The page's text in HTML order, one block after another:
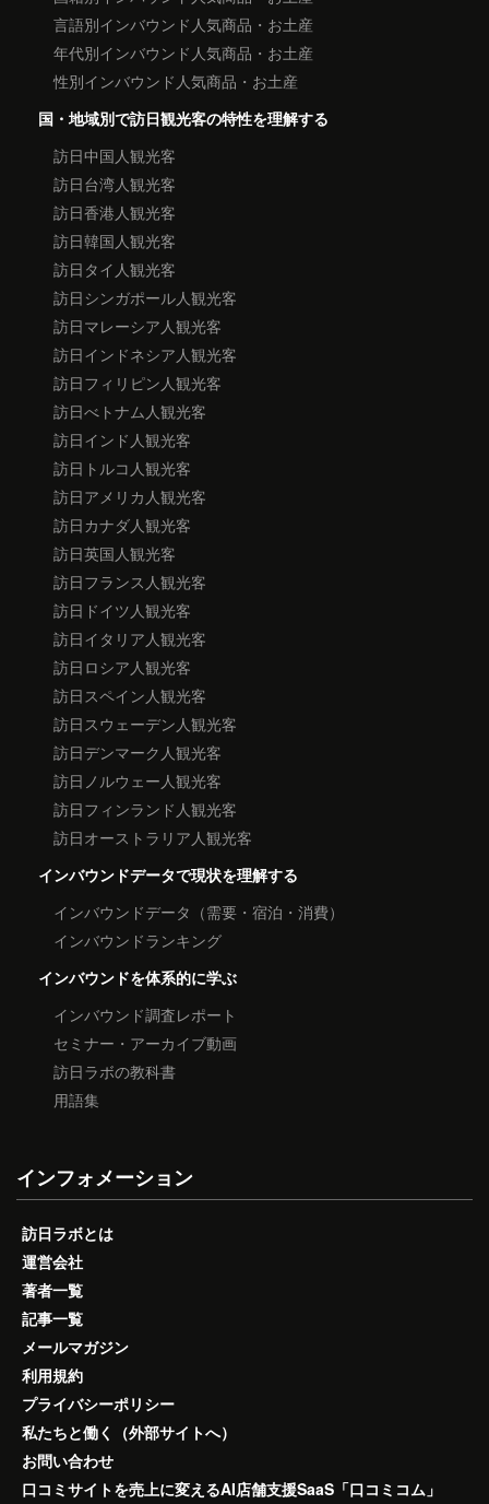
言語別インバウンド人気商品・お土産
年代別インバウンド人気商品・お土産
性別インバウンド人気商品・お土産
国・地域別で訪日観光客の特性を理解する
訪日中国人観光客
訪日台湾人観光客
訪日香港人観光客
訪日韓国人観光客
訪日タイ人観光客
訪日シンガポール人観光客
訪日マレーシア人観光客
訪日インドネシア人観光客
訪日フィリピン人観光客
訪日べトナム人観光客
訪日インド人観光客
訪日トルコ人観光客
訪日アメリカ人観光客
訪日カナダ人観光客
訪日英国人観光客
訪日フランス人観光客
訪日ドイツ人観光客
訪日イタリア人観光客
訪日ロシア人観光客
訪日スペイン人観光客
訪日スウェーデン人観光客
訪日デンマーク人観光客
訪日ノルウェー人観光客
訪日フィンランド人観光客
訪日オーストラリア人観光客
インバウンドデータで現状を理解する
インバウンドデータ（需要・宿泊・消費）
インバウンドランキング
インバウンドを体系的に学ぶ
インバウンド調査レポート
セミナー・アーカイブ動画
訪日ラボの教科書
用語集
インフォメーション
訪日ラボとは
運営会社
著者一覧
記事一覧
メールマガジン
利用規約
プライバシーポリシー
私たちと働く（外部サイトへ）
お問い合わせ
口コミサイトを売上に変えるAI店舗支援SaaS「口コミコム」